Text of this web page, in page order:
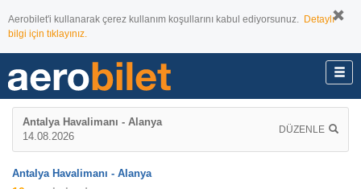
Aerobilet'i kullanarak çerez kullanım koşullarını kabul ediyorsunuz. Detaylı
bilgi için tıklayınız.
Antalya Havalimanı - Alanya
14.08.2026
DÜZENLE
Antalya Havalimanı - Alanya